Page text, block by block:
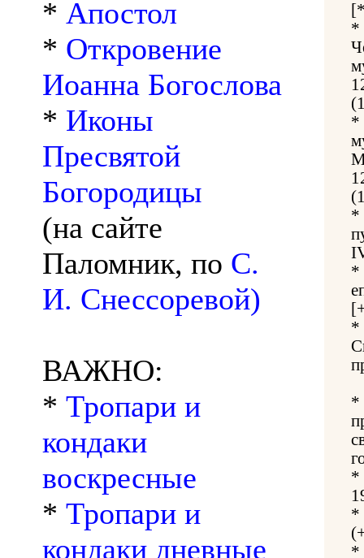
* Апостол
* Откровение
Иоанна Богослова
* Иконы
Пресвятой
Богородицы
(на сайте
Паломник, по С.
И. Снессоревой)
ВАЖНО:
* Тропари и
кондаки
воскресные
* Тропари и
кондаки дневные
*
*
*
*
*
*
*
*
*